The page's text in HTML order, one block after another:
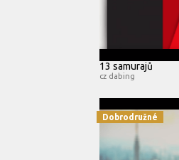
13 samurajů
cz dabing
Dobrodružné